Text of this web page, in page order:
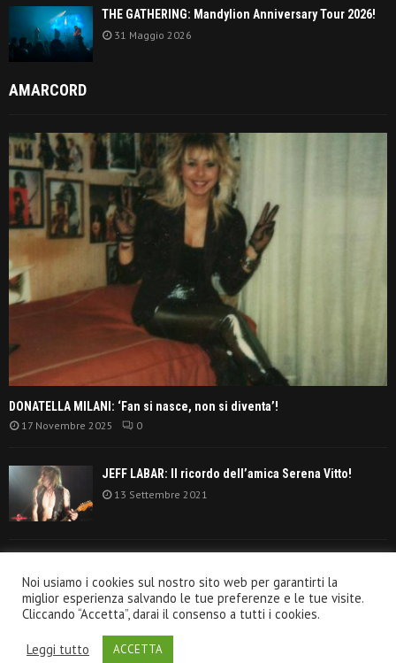
THE GATHERING: Mandylion Anniversary Tour 2026!
31 Maggio 2026
AMARCORD
DONATELLA MILANI: ‘Fan si nasce, non si diventa’!
17 Novembre 2025 0
JEFF LABAR: Il ricordo dell’amica Serena Vitto!
13 Settembre 2021
settanta’!
30 Giugno 2021
Noi usiamo i cookies sul nostro sito web per garantirti la
miglior esperienza salvando le tue preferenze e le tue visite.
Cliccando “Accetta”, darai il consenso a tutti i cookies.
Leggi tutto ACCETTA